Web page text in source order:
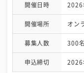
開催日時 2026
開催場所 オン
募集人数 300名
申込締切 2026